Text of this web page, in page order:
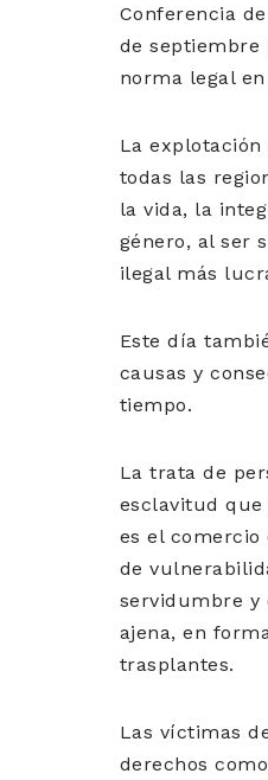
Conferencia
de septiembre
norma legal
La
todas las
la vida, la
género, al ser
ilegal más
Este día
causas y
tiempo.
La trata de
esclavitud que
es el comercio
de
servidumbre y
ajena, en
trasplantes.
Las víctimas
derechos